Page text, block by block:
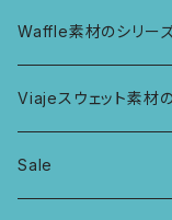
総レースショーツ
レディースボクサー
KIDS ラグランスリー
KIDS アラジンパンツ
KIDS ジョギングパンツ
ラグ
なべつかみ
プフ
パーカー
ジャケット
Waffle素材のシリー
Viajeスウェット素材
Sale